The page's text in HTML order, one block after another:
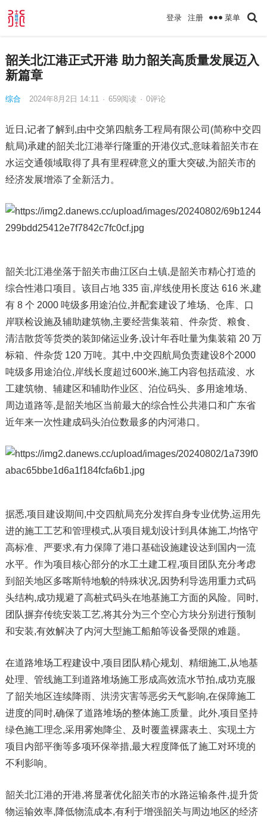
登录 注册 菜单
韶关北江港正式开港 助力韶关高质量发展迈入
新篇章
综合 2024年8月2日 14:11 · 659阅读 · 0评论
近日,记者了解到,由中交第四航务工程局有限公司(简称中交四
航局)承建的韶关北江港举行隆重的开港仪式,意味着韶关市在
水运交通领域取得了具有里程碑意义的重大突破,为韶关市的
经济发展增添了全新活力。
韶关北江港坐落于韶关市曲江区白土镇,是韶关市精心打造的
综合性港口项目。该目占地 335 亩,岸线使用长度达 616 米,建
有 8 个 2000 吨级多用途泊位,并配套建设了堆场、仓库、口
岸联检设施及辅助建筑物,主要经营集装箱、件杂货、粮食、
清洁散货等货类的装卸储运业务,设计年吞吐量为集装箱 20 万
标箱、件杂货 120 万吨。其中,中交四航局负责建设8个2000
吨级多用途泊位,岸线长度超过600米,施工内容包括疏浚、水
工建筑物、辅建区和辅助作业区、泊位码头、多用途堆场、
周边道路等,是韶关地区当前最大的综合性公共港口和广东省
近年来一次性建成码头泊位数最多的内河港口。
据悉,项目建设期间,中交四航局充分发挥自身专业优势,运用先
进的施工工艺和管理模式,从项目规划设计到具体施工,均恪守
高标准、严要求,有力保障了港口基础设施建设达到国内一流
水平。作为项目核心部分的水工土建工程,项目团队充分考虑
到韶关地区多喀斯特地貌的特殊状况,因势利导选用重力式码
头结构,成功规避了高桩式码头在地基施工方面的风险。同时,
团队摒弃传统安装工艺,将其分为三个空心方块分别进行预制
和安装,有效解决了内河大型施工船舶等设备受限的难题。
在道路堆场工程建设中,项目团队精心规划、精细施工,从地基
处理、管线施工到道路堆场施工形成高效流水节拍,成功克服
了韶关地区连续降雨、洪涝灾害等恶劣天气影响,在保障施工
进度的同时,确保了道路堆场的整体施工质量。此外,项目坚持
绿色施工理念,采用雾炮降尘、及时覆盖裸露表土、实现土方
项目内部平衡等多项环保举措,最大程度降低了施工对环境的
不利影响。
韶关北江港的开港,将显著优化韶关市的水路运输条件,提升货
物运输效率,降低物流成本,有利于增强韶关与周边地区的经济